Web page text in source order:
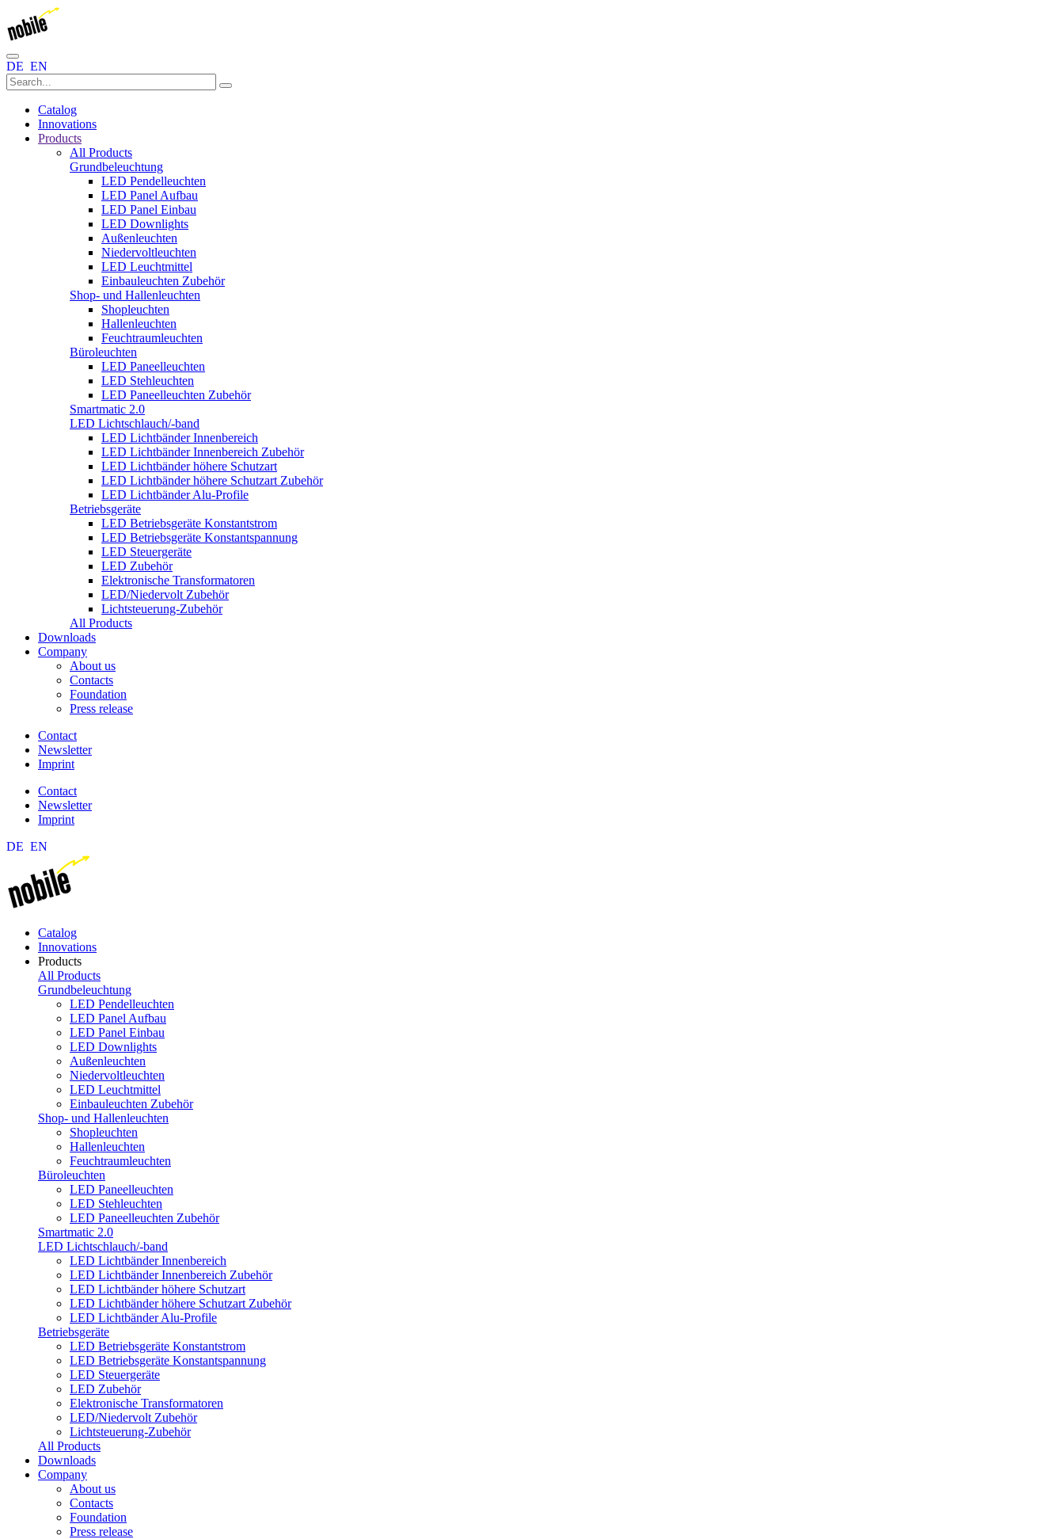
DE EN
Catalog
Innovations
Products
All Products
Grundbeleuchtung
LED Pendelleuchten
LED Panel Aufbau
LED Panel Einbau
LED Downlights
Außenleuchten
Niedervoltleuchten
LED Leuchtmittel
Einbauleuchten Zubehör
Shop- und Hallenleuchten
Shopleuchten
Hallenleuchten
Feuchtraumleuchten
Büroleuchten
LED Paneelleuchten
LED Stehleuchten
LED Paneelleuchten Zubehör
Smartmatic 2.0
LED Lichtschlauch/-band
LED Lichtbänder Innenbereich
LED Lichtbänder Innenbereich Zubehör
LED Lichtbänder höhere Schutzart
LED Lichtbänder höhere Schutzart Zubehör
LED Lichtbänder Alu-Profile
Betriebsgeräte
LED Betriebsgeräte Konstantstrom
LED Betriebsgeräte Konstantspannung
LED Steuergeräte
LED Zubehör
Elektronische Transformatoren
LED/Niedervolt Zubehör
Lichtsteuerung-Zubehör
All Products
Downloads
Company
About us
Contacts
Foundation
Press release
Contact
Newsletter
Imprint
Contact
Newsletter
Imprint
DE EN
Catalog
Innovations
Products
All Products
Grundbeleuchtung
LED Pendelleuchten
LED Panel Aufbau
LED Panel Einbau
LED Downlights
Außenleuchten
Niedervoltleuchten
LED Leuchtmittel
Einbauleuchten Zubehör
Shop- und Hallenleuchten
Shopleuchten
Hallenleuchten
Feuchtraumleuchten
Büroleuchten
LED Paneelleuchten
LED Stehleuchten
LED Paneelleuchten Zubehör
Smartmatic 2.0
LED Lichtschlauch/-band
LED Lichtbänder Innenbereich
LED Lichtbänder Innenbereich Zubehör
LED Lichtbänder höhere Schutzart
LED Lichtbänder höhere Schutzart Zubehör
LED Lichtbänder Alu-Profile
Betriebsgeräte
LED Betriebsgeräte Konstantstrom
LED Betriebsgeräte Konstantspannung
LED Steuergeräte
LED Zubehör
Elektronische Transformatoren
LED/Niedervolt Zubehör
Lichtsteuerung-Zubehör
All Products
Downloads
Company
About us
Contacts
Foundation
Press release